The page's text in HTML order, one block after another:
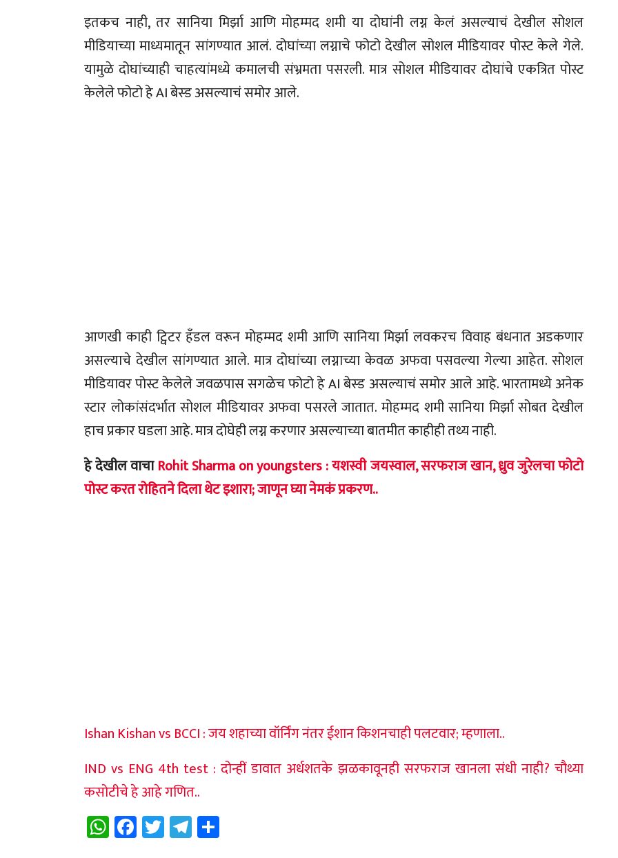
इतकच नाही, तर सानिया मिर्झा आणि मोहम्मद शमी या दोघांनी लग्न केलं असल्याचं देखील सोशल
मीडियाच्या माध्यमातून सांगण्यात आलं. दोघांच्या लग्नाचे फोटो देखील सोशल मीडियावर पोस्ट केले गेले.
यामुळे दोघांच्याही चाहत्यांमध्ये कमालची संभ्रमता पसरली. मात्र सोशल मीडियावर दोघांचे एकत्रित पोस्ट
केलेले फोटो हे AI बेस्ड असल्याचं समोर आले.
आणखी काही ट्विटर हँडल वरून मोहम्मद शमी आणि सानिया मिर्झा लवकरच विवाह बंधनात अडकणार
असल्याचे देखील सांगण्यात आले. मात्र दोघांच्या लग्नाच्या केवळ अफवा पसवल्या गेल्या आहेत. सोशल
मीडियावर पोस्ट केलेले जवळपास सगळेच फोटो हे AI बेस्ड असल्याचं समोर आले आहे. भारतामध्ये अनेक
स्टार लोकांसंदर्भात सोशल मीडियावर अफवा पसरले जातात. मोहम्मद शमी सानिया मिर्झा सोबत देखील
हाच प्रकार घडला आहे. मात्र दोघेही लग्न करणार असल्याच्या बातमीत काहीही तथ्य नाही.
हे देखील वाचाRohit Sharma on youngsters : यशस्वी जयस्वाल, सरफराज खान, ध्रुव जुरेलचा फोटो
पोस्ट करत रोहितने दिला थेट इशारा; जाणून घ्या नेमकं प्रकरण..
Ishan Kishan vs BCCI : जय शहाच्या वॉर्निंग नंतर ईशान किशनचाही पलटवार; म्हणाला..
IND vs ENG 4th test : दोन्हीं डावात अर्धशतके झळकावूनही सरफराज खानला संधी नाही? चौथ्या
कसोटीचे हे आहे गणित..
WhatsApp
Facebook
TwitterTelegram